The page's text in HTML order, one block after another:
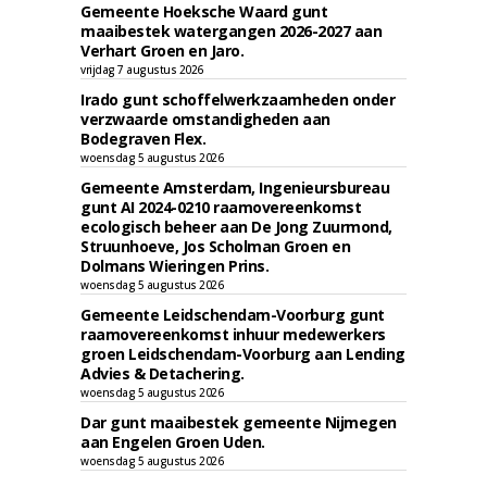
Gemeente Hoeksche Waard gunt
maaibestek watergangen 2026-2027 aan
Verhart Groen en Jaro.
vrijdag 7 augustus 2026
Irado gunt schoffelwerkzaamheden onder
verzwaarde omstandigheden aan
Bodegraven Flex.
woensdag 5 augustus 2026
Gemeente Amsterdam, Ingenieursbureau
gunt AI 2024-0210 raamovereenkomst
ecologisch beheer aan De Jong Zuurmond,
Struunhoeve, Jos Scholman Groen en
Dolmans Wieringen Prins.
woensdag 5 augustus 2026
Gemeente Leidschendam-Voorburg gunt
raamovereenkomst inhuur medewerkers
groen Leidschendam-Voorburg aan Lending
Advies & Detachering.
woensdag 5 augustus 2026
Dar gunt maaibestek gemeente Nijmegen
aan Engelen Groen Uden.
woensdag 5 augustus 2026